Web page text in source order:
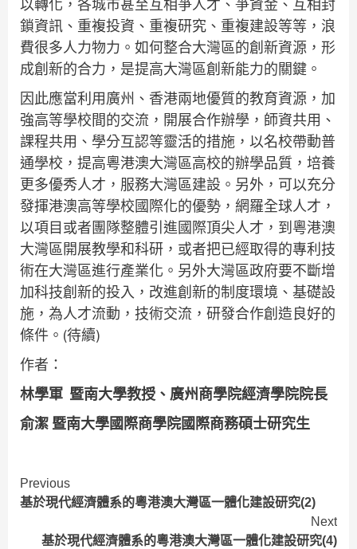
以轉化，各城市甚至互相爭人才、爭資金、互相封
鎖資訊、重複投資、重複研究、重複建設等等，浪
費很多人力物力。如何整合大灣區的創新資源，形
成創新的合力，是提高大灣區創新能力的關鍵。
因此應當利用廣州、香港兩地優質的教育資源，加
強高等學校間的交流，開展合作辦學，師資共用、
課程共用、學分互認等靈活的措施，以名校帶動普
通學校，提高粵港澳大灣區高校的辦學品質，培養
更多優秀人才，服務大灣區建設。另外，可以充分
發揮港澳高等學校國際化的優勢，網羅全球人才，
以項目或者團隊整體引進國際頂尖人才，到粵港澳
大灣區開展教學和科研，或者把已經取得的專利技
術在大灣區進行產業化。另外大灣區政府要不斷增
加科技創新的投入，改進創新的制度環境、基礎設
施，為人才流動，技術交流，研發合作創造良好的
條件。(待續)
作者：
林學軍 暨南大學教授、廣州商學院經濟學院院長
俞潔 暨南大學國際商學院國際商務碩士研究生
Continue
Reading
Previous
基於現代經濟體系的粵港澳大灣區一體化建設研究(2)
Next
基於現代經濟體系的粵港澳大灣區一體化建設研究(4)